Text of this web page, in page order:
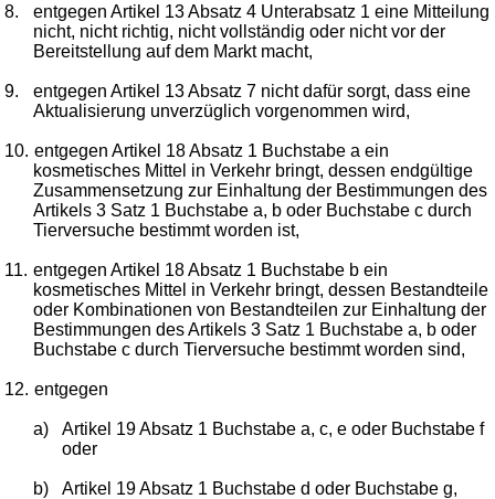
8.
entgegen Artikel 13 Absatz 4 Unterabsatz 1 eine Mitteilung
nicht, nicht richtig, nicht vollständig oder nicht vor der
Bereitstellung auf dem Markt macht,
9.
entgegen Artikel 13 Absatz 7 nicht dafür sorgt, dass eine
Aktualisierung unverzüglich vorgenommen wird,
10. entgegen Artikel 18 Absatz 1 Buchstabe a ein
kosmetisches Mittel in Verkehr bringt, dessen endgültige
Zusammensetzung zur Einhaltung der Bestimmungen des
Artikels 3 Satz 1 Buchstabe a, b oder Buchstabe c durch
Tierversuche bestimmt worden ist,
11. entgegen Artikel 18 Absatz 1 Buchstabe b ein
kosmetisches Mittel in Verkehr bringt, dessen Bestandteile
oder Kombinationen von Bestandteilen zur Einhaltung der
Bestimmungen des Artikels 3 Satz 1 Buchstabe a, b oder
Buchstabe c durch Tierversuche bestimmt worden sind,
12. entgegen
a)
Artikel 19 Absatz 1 Buchstabe a, c, e oder Buchstabe f
oder
b)
Artikel 19 Absatz 1 Buchstabe d oder Buchstabe g,